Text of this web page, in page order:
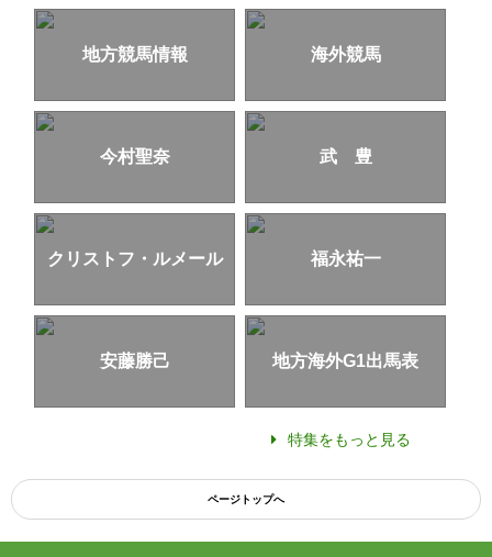
地方競馬情報 海外競馬
今村聖奈 武 豊
クリストフ・ルメール 福永祐一
安藤勝己 地方海外G1出馬表
特集をもっと見る
ページトップへ